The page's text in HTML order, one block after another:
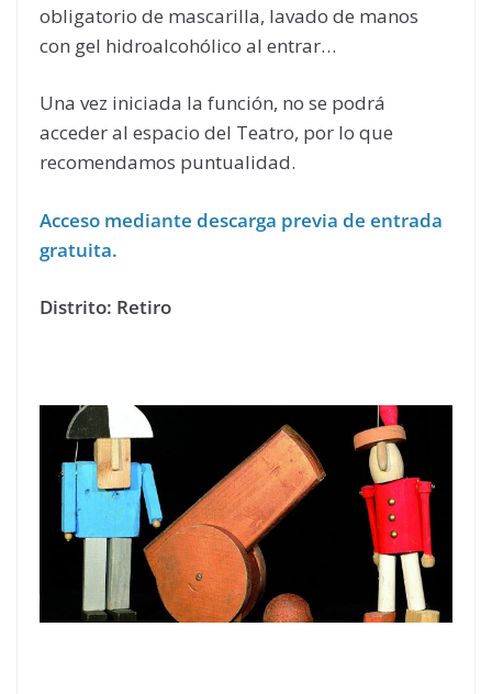
obligatorio de mascarilla, lavado de manos
con gel hidroalcohólico al entrar…
Una vez iniciada la función, no se podrá
acceder al espacio del Teatro, por lo que
recomendamos puntualidad.
Acceso mediante descarga previa de entrada
gratuita.
Distrito: Retiro